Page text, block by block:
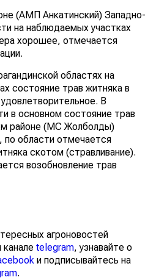
(АМП Анкатинский) Западно-
на наблюдаемых участках
хорошее, отмечается
областях на
состояние трав житняка в
В
в основном состояние трав
районе (МС Жолболды)
по области отмечается
скотом (стравливание).
возобновление трав
агроновостей
канале telegram, узнавайте о
и подписывайтесь на
.